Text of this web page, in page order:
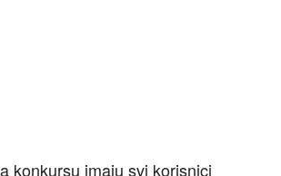
konkursu imaju svi korisnici